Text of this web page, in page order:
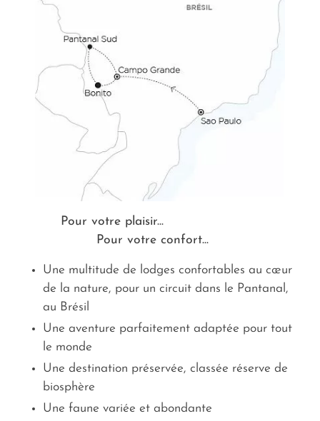
Pour votre plaisir...
Pour votre confort...
Une multitude de lodges confortables au cœur
de la nature, pour un circuit dans le Pantanal,
au Brésil
Une aventure parfaitement adaptée pour tout
le monde
Une destination préservée, classée réserve de
biosphère
Une faune variée et abondante